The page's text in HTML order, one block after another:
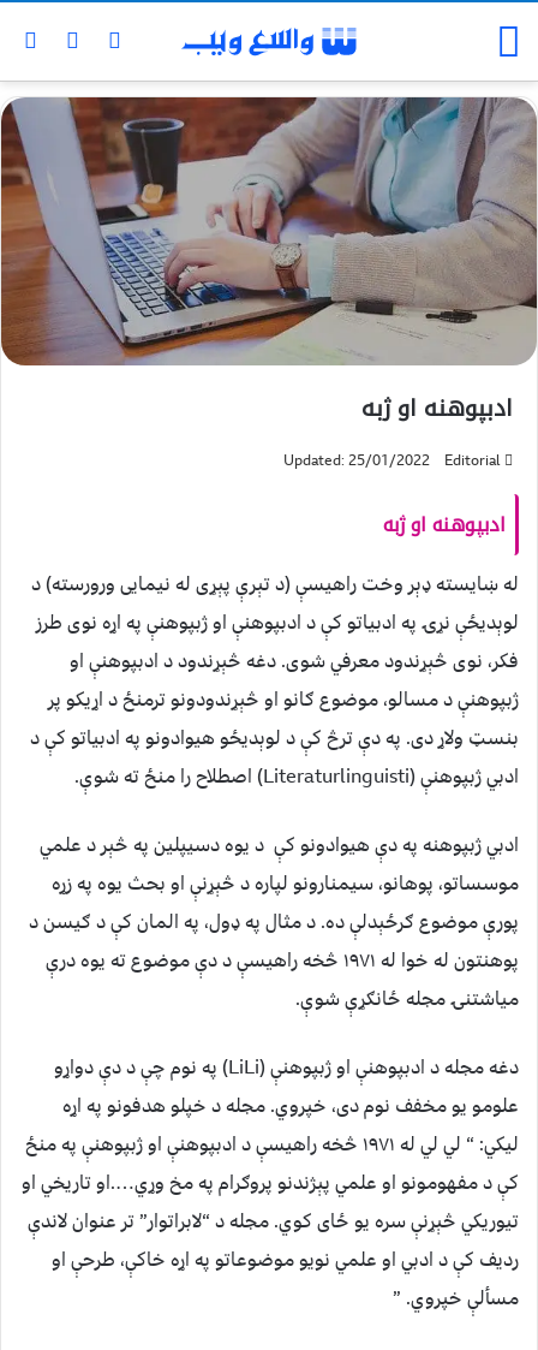
ادبپوهنه او ژبه
Editorial
Updated: 25/01/2022
ادبپوهنه او ژبه
له ښایسته ډېر وخت راهیسې (د تېرې پېړی له نیمایی ورورسته) د
لوېدیځې نړۍ په ادبیاتو کې د ادبپوهنې او ژبپوهنې په اړه نوی طرز
فکر، نوی څېړندود معرفي شوی. دغه څېړندود د ادبپوهنې او
ژبپوهنې د مسالو، موضوع ګانو او څېړندودونو ترمنځ د اړیکو پر
بنسټ ولاړ دی. په دې ترڅ کې د لوېدیځو هیوادونو په ادبیاتو کې د
ادبي ژبپوهنې (Literaturlinguisti) اصطلاح را منځ ته شوې.
ادبي ژبپوهنه په دې هیوادونو کې د یوه دسیپلین په څېر د علمي
موسساتو، پوهانو، سیمنارونو لپاره د څېړنې او بحث یوه په زړه
پورې موضوع ګرځېدلې ده. د مثال په ډول، په المان کې د ګیسن د
پوهنتون له خوا له ۱۹۷۱ څخه راهیسې د دې موضوع ته یوه درې
میاشتنۍ مجله ځانګړې شوې.
دغه مجله د ادبپوهنې او ژبپوهنې (LiLi) په نوم چې د دې دواړو
علومو یو مخفف نوم دی، خپروي. مجله د خپلو هدفونو په اړه
لیکي: “ لي لي له ۱۹۷۱ څخه راهیسې د ادبپوهنې او ژبپوهنې په منځ
کې د مفهومونو او علمي پېژندنو پروګرام په مخ وړي….او تاریخي او
تیوریکي څېړنې سره یو ځای کوي. مجله د “لابراتوار” تر عنوان لاندې
ردیف کې د ادبي او علمي نویو موضوعاتو په اړه خاکې، طرحې او
مسألې خپروي. ”